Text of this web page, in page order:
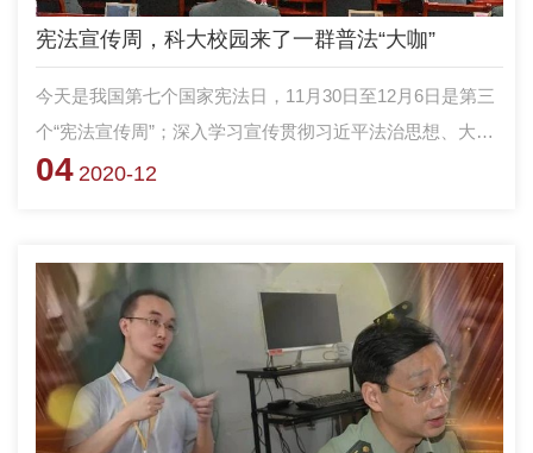
宪法宣传周，科大校园来了一群普法“大咖”
今天是我国第七个国家宪法日，11月30日至12月6日是第三
个“宪法宣传周”；深入学习宣传贯彻习近平法治思想、大力
弘扬宪法精神，做尊法学法守法用法的合格公民。国防科大
04 2020-12